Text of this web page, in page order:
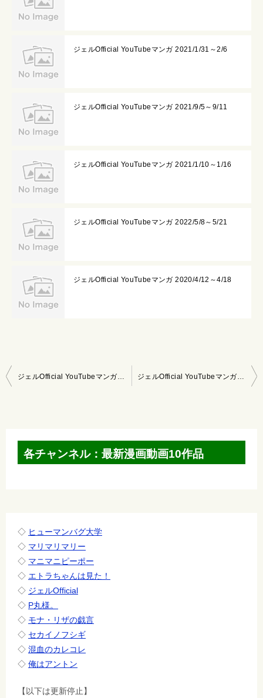
ジェルOfficial YouTubeマンガ 2021/1/31～2/6
ジェルOfficial YouTubeマンガ 2021/9/5～9/11
ジェルOfficial YouTubeマンガ 2021/1/10～1/16
ジェルOfficial YouTubeマンガ 2022/5/8～5/21
ジェルOfficial YouTubeマンガ 2020/4/12～4/18
投
各チャンネル：最新漫画動画10作品
◇ ヒューマンバグ大学
◇ マリマリマリー
◇ マニマニピーポー
◇ エトラちゃんは見た！
◇ ジェルOfficial
◇ P丸様。
◇ モナ・リザの戯言
◇ セカイノフシギ
◇ 混血のカレコレ
◇ 俺はアントン
【以下は更新停止】